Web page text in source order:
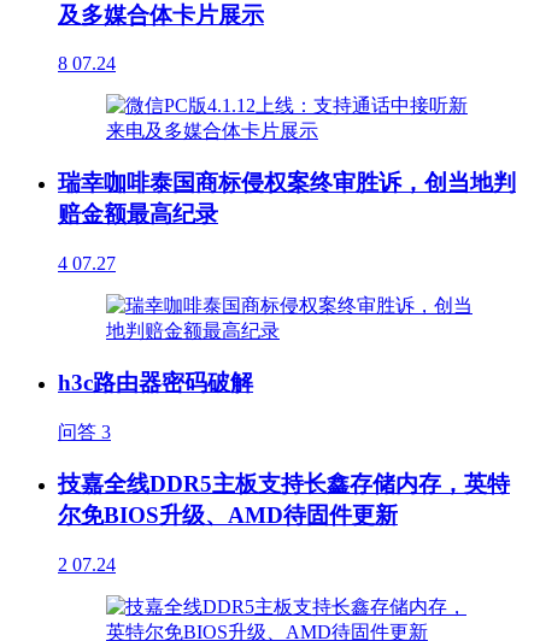
及多媒合体卡片展示
8 07.24
瑞幸咖啡泰国商标侵权案终审胜诉，创当地判
赔金额最高纪录
4 07.27
h3c路由器密码破解
问答 3
技嘉全线DDR5主板支持长鑫存储内存，英特
尔免BIOS升级、AMD待固件更新
2 07.24